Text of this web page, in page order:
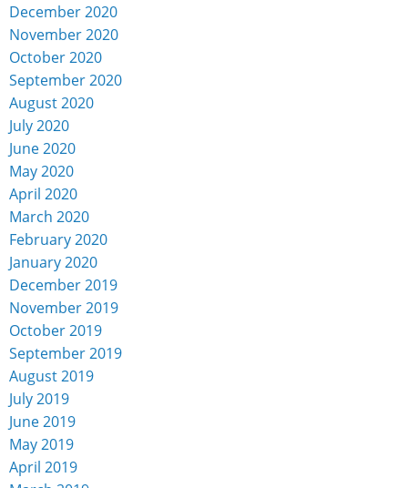
December 2020
November 2020
October 2020
September 2020
August 2020
July 2020
June 2020
May 2020
April 2020
March 2020
February 2020
January 2020
December 2019
November 2019
October 2019
September 2019
August 2019
July 2019
June 2019
May 2019
April 2019